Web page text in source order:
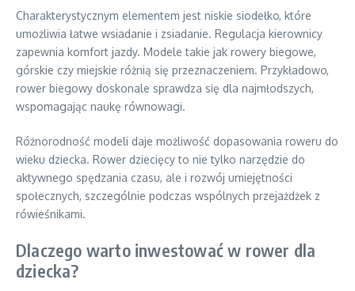
Charakterystycznym elementem jest niskie siodełko, które
umożliwia łatwe wsiadanie i zsiadanie. Regulacja kierownicy
zapewnia komfort jazdy. Modele takie jak rowery biegowe,
górskie czy miejskie różnią się przeznaczeniem. Przykładowo,
rower biegowy doskonale sprawdza się dla najmłodszych,
wspomagając naukę równowagi.
Różnorodność modeli daje możliwość dopasowania roweru do
wieku dziecka. Rower dziecięcy to nie tylko narzędzie do
aktywnego spędzania czasu, ale i rozwój umiejętności
społecznych, szczególnie podczas wspólnych przejażdżek z
rówieśnikami.
Dlaczego warto inwestować w rower dla
dziecka?